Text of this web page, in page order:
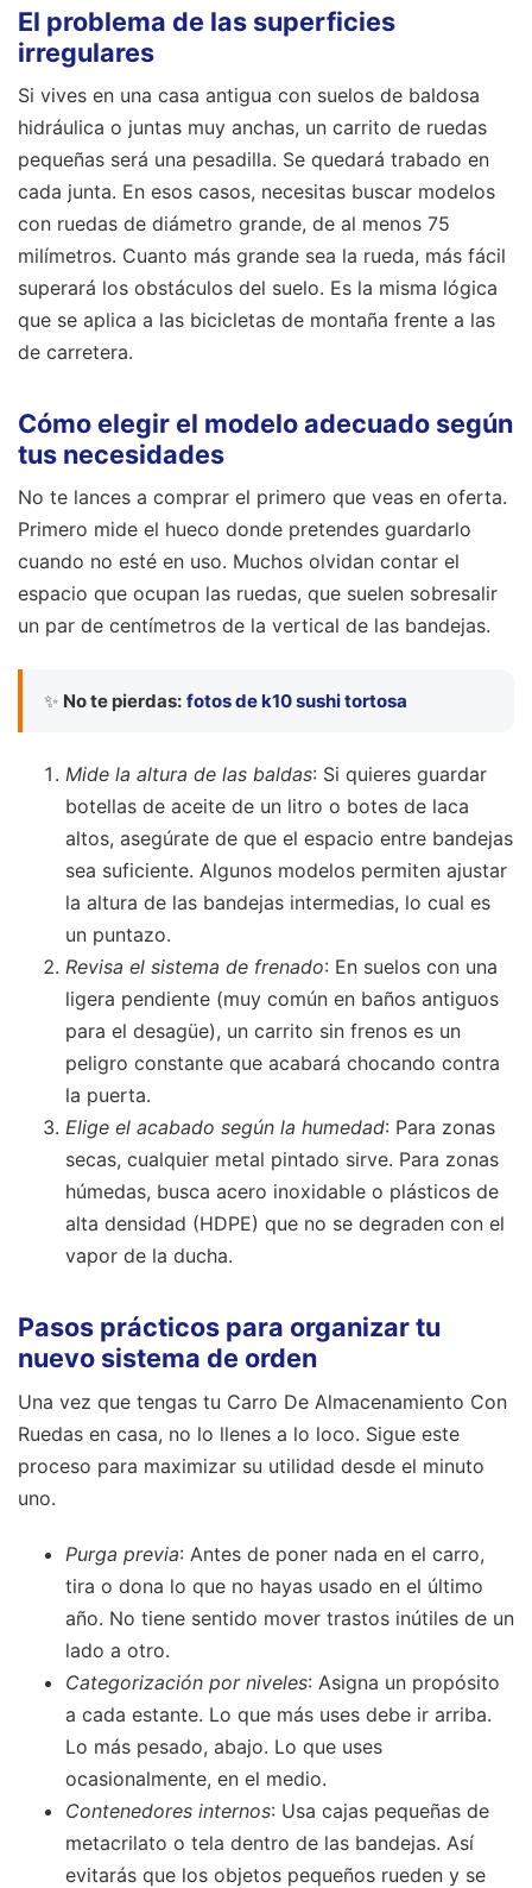
El problema de las superficies
irregulares
Si vives en una casa antigua con suelos de baldosa
hidráulica o juntas muy anchas, un carrito de ruedas
pequeñas será una pesadilla. Se quedará trabado en
cada junta. En esos casos, necesitas buscar modelos
con ruedas de diámetro grande, de al menos 75
milímetros. Cuanto más grande sea la rueda, más fácil
superará los obstáculos del suelo. Es la misma lógica
que se aplica a las bicicletas de montaña frente a las
de carretera.
Cómo elegir el modelo adecuado según
tus necesidades
No te lances a comprar el primero que veas en oferta.
Primero mide el hueco donde pretendes guardarlo
cuando no esté en uso. Muchos olvidan contar el
espacio que ocupan las ruedas, que suelen sobresalir
un par de centímetros de la vertical de las bandejas.
✨ No te pierdas: fotos de k10 sushi tortosa
Mide la altura de las baldas: Si quieres guardar
botellas de aceite de un litro o botes de laca
altos, asegúrate de que el espacio entre bandejas
sea suficiente. Algunos modelos permiten ajustar
la altura de las bandejas intermedias, lo cual es
un puntazo.
Revisa el sistema de frenado: En suelos con una
ligera pendiente (muy común en baños antiguos
para el desagüe), un carrito sin frenos es un
peligro constante que acabará chocando contra
la puerta.
Elige el acabado según la humedad: Para zonas
secas, cualquier metal pintado sirve. Para zonas
húmedas, busca acero inoxidable o plásticos de
alta densidad (HDPE) que no se degraden con el
vapor de la ducha.
Pasos prácticos para organizar tu
nuevo sistema de orden
Una vez que tengas tu Carro De Almacenamiento Con
Ruedas en casa, no lo llenes a lo loco. Sigue este
proceso para maximizar su utilidad desde el minuto
uno.
Purga previa: Antes de poner nada en el carro,
tira o dona lo que no hayas usado en el último
año. No tiene sentido mover trastos inútiles de un
lado a otro.
Categorización por niveles: Asigna un propósito
a cada estante. Lo que más uses debe ir arriba.
Lo más pesado, abajo. Lo que uses
ocasionalmente, en el medio.
Contenedores internos: Usa cajas pequeñas de
metacrilato o tela dentro de las bandejas. Así
evitarás que los objetos pequeños rueden y se